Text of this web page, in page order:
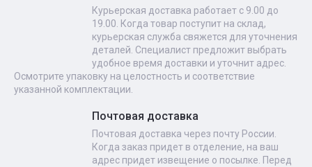
Курьерская доставка работает с 9.00 до
19.00. Когда товар поступит на склад,
курьерская служба свяжется для уточнения
деталей. Специалист предложит выбрать
удобное время доставки и уточнит адрес.
Осмотрите упаковку на целостность и соответствие
указанной комплектации.
Почтовая доставка
Почтовая доставка через почту России.
Когда заказ придет в отделение, на ваш
адрес придет извещение о посылке. Перед